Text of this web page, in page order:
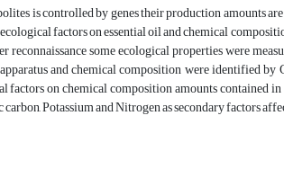
is controlled by genes their production amounts
factors on essential oil and chemical
some ecological properties were
and chemical composition were identified by
on chemical composition amounts contained
Potassium and Nitrogen as secondary factors